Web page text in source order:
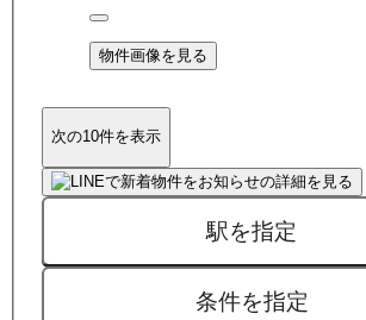
物件画像を見る
次の10件を表示
駅を指定
条件を指定